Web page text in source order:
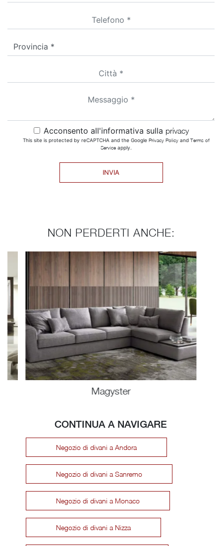
Acconsento all'informativa sulla privacy
This site is protected by reCAPTCHA and the Google Privacy Policyand Terms of
Serviceapply.
INVIA
NON PERDERTI ANCHE:
Magyster
CONTINUA A NAVIGARE
Negozio di divani a Andora
Negozio di divani a Sanremo
Negozio di divani a Monaco
Negozio di divani a Nizza